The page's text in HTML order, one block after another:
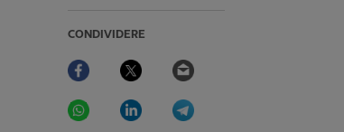
CONDIVIDERE
Facebook Twitter
WhatsAppLinkedIn